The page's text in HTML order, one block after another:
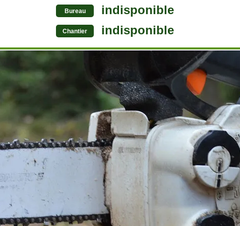
Bureau indisponible
Chantier indisponible